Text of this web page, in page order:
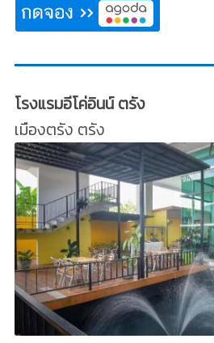
โรงแรมอีโค่อินน์ ตรัง
เมืองตรัง ตรัง